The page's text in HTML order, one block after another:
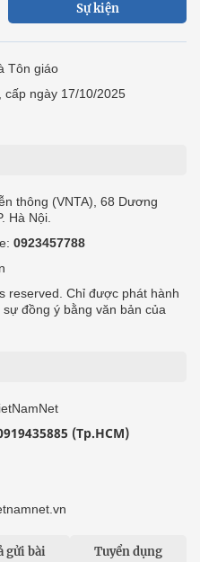
Sự kiện
Tôn giáo
cấp ngày 17/10/2025
thông (VNTA), 68 Dương
Hà Nội.
0923457788
reserved. Chỉ được phát hành
đồng ý bằng văn bản của
(Tp.HCM)
gửi bài Tuyển dụng